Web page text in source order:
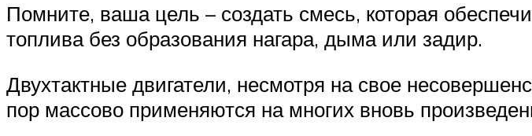
Помните, ваша цель – создать смесь, которая
топлива без образования нагара, дыма или задир.
Двухтактные двигатели, несмотря на свое
пор массово применяются на многих вновь